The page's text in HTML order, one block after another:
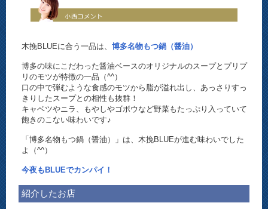
木挽BLUEに合う一品は、博多名物もつ鍋（醤油）
博多の味にこだわった醤油ベースのオリジナルのスープとプリプ
リのモツが特徴の一品（^^）
口の中で弾むような食感のモツから脂が溢れ出し、あっさりすっ
きりしたスープとの相性も抜群！
キャベツやニラ、もやしやゴボウなど野菜もたっぷり入っていて
飽きのこない味わいです♪
「博多名物もつ鍋（醤油）」は、木挽BLUEが進む味わいでした
よ（^^）
今夜もBLUEでカンパイ！
紹介したお店